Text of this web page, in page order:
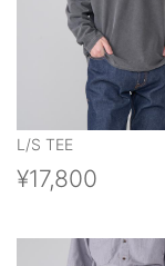
L/S TEE
¥17,800